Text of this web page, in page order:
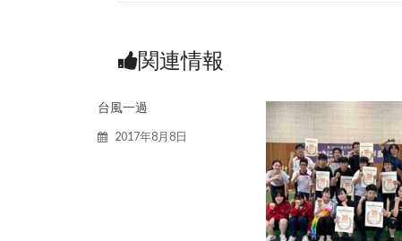
関連情報
台風一過
2017年8月8日